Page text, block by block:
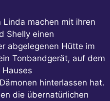
machen mit ihren
Shelly einen
abgelegenen Hütte im
Tonbandgerät, auf dem
hinterlassen hat.
die übernatürlichen